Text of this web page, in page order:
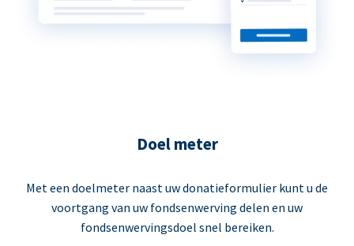
Doel meter
Met een doelmeter naast uw donatieformulier kunt u de
voortgang van uw fondsenwerving delen en uw
fondsenwervingsdoel snel bereiken.